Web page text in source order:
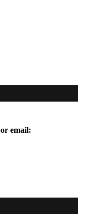
email: